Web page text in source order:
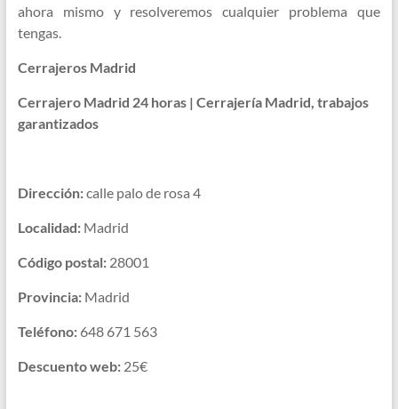
ahora mismo y resolveremos cualquier problema que
tengas.
Cerrajeros Madrid
Cerrajero Madrid 24 horas | Cerrajería Madrid, trabajos
garantizados
Dirección:calle palo de rosa 4
Localidad:Madrid
Código postal:28001
Provincia:Madrid
Teléfono:648 671 563
Descuento web:25€